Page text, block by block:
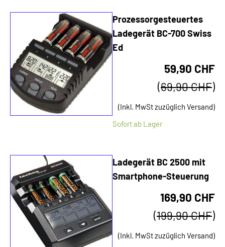
Prozessorgesteuertes
Ladegerät BC-700 Swiss
Ed
59,90 CHF
(69,90 CHF)
(Inkl. MwSt zuzüglich Versand)
Sofort ab Lager
Ladegerät BC 2500 mit
Smartphone-Steuerung
169,90 CHF
(199,90 CHF)
(Inkl. MwSt zuzüglich Versand)